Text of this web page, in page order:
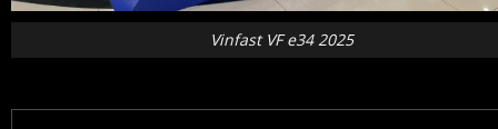
Vinfast VF e34 2025